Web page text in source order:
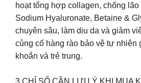
hoạt tổng hợp collagen, chống
Sodium Hyaluronate, Betaine &
chuyên sâu, làm dịu da và giảm
củng cố hàng rào bảo vệ tự nhiên
khoắn và trẻ trung.
3 CHỈ SỐ CẦN LƯU Ý KHI MUA